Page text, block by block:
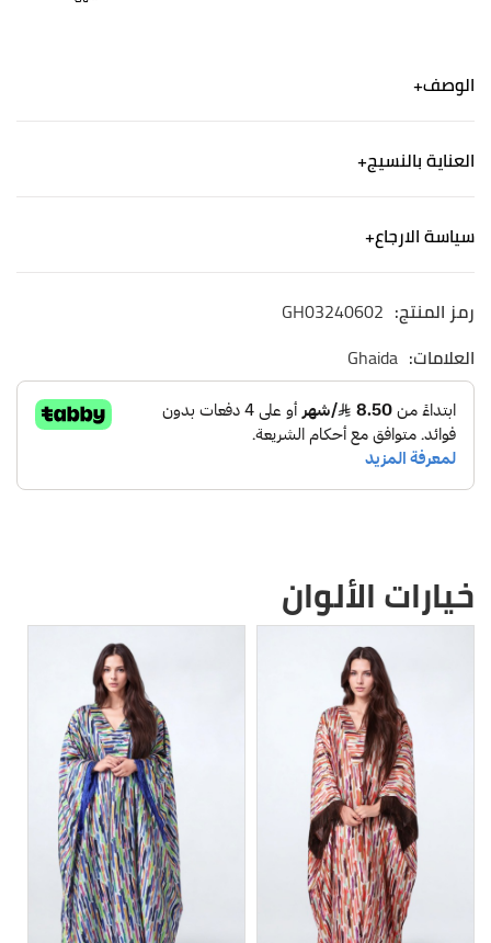
الوصف
الساتان تم تصميم بدقة ممايخلق مظهراً راقياً ومعاصراً
يتميزبأنه خفيف الوزن وايضاً يشعرك بالراحة
جلابية طويلة واسعة ، أكمام جناح الخفاش مزينة بالهدب
فتحة العنق علي شكل سبعة
العناية بالنسيج
غسيل آلي لطيف. استخدم منظفًا خفيفًا وجففه في الظل.
سياسة الارجاع
نشحن لجميع أنحاء المملكة العربية السعودية
التوصيل خلال ٢-٤ ايام
الاسترجاع والاستبدال
الاستبدال والاسترجاع مجاني
رمز المنتج: GH03240602
العلامات: Ghaida
خيارات الألوان